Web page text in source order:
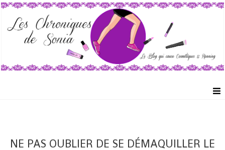
NE PAS OUBLIER DE SE DÉMAQUILLER LE